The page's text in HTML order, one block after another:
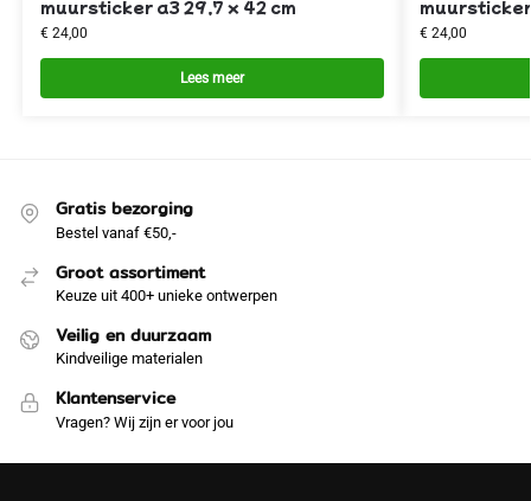
muursticker a3 29,7 x 42 cm
€24,00
Lees meer
€24,00
Gratis bezorging
Bestel vanaf €50,-
Groot assortiment
Keuze uit 400+ unieke ontwerpen
Veilig en duurzaam
Kindveilige materialen
Klantenservice
Vragen? Wij zijn er voor jou